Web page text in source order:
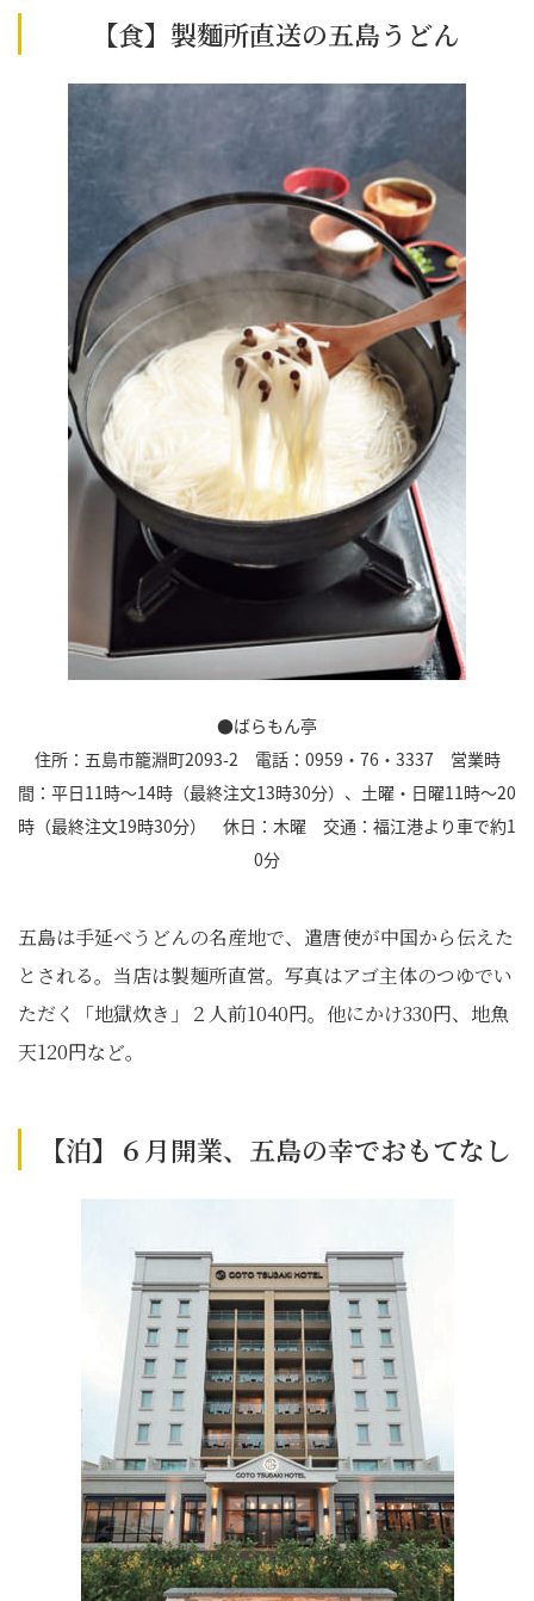
【食】製麵所直送の五島うどん
●ばらもん亭
住所：五島市籠淵町2093-2 電話：0959・76・3337 営業時
間：平日11時～14時（最終注文13時30分）、土曜・日曜11時～20
時（最終注文19時30分） 休日：木曜 交通：福江港より車で約1
0分
五島は手延べうどんの名産地で、遣唐使が中国から伝えた
とされる。当店は製麺所直営。写真はアゴ主体のつゆでい
ただく「地獄炊き」２人前1040円。他にかけ330円、地魚
天120円など。
【泊】６月開業、五島の幸でおもてなし